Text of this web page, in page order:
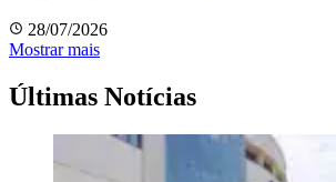
28/07/2026
Mostrar mais
Últimas Notícias